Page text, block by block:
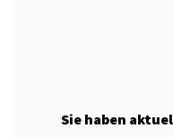
Sie haben